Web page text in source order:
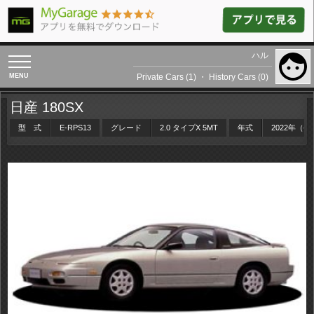
toggle
navigation
ハル
Private Cars (1) ・ History Cars (0)
日産 180SX
型 式 E-RPS13 グレード 2.0 タイプX 5MT 年式 2022年（令